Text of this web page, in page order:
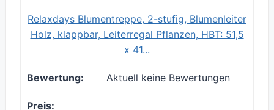
Relaxdays Blumentreppe, 2-stufig, Blumenleiter
Holz, klappbar, Leiterregal Pflanzen, HBT: 51,5
x 41...
Aktuell keine Bewertungen